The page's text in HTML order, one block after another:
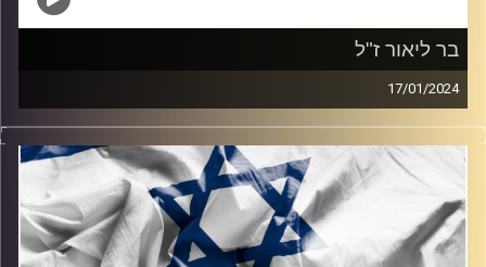
בר ליאור ז"ל
17/01/2024
התוכנית מוקדשת לזכרו של בר ליאור, המכונה ברלי.
אביב אקסמן משוחחת עם החברים: דין פרץ, דורון (דורי) מגלי
וגל חדד על כמה שמח, אוהב ומיוחד היה ברלי. החברים
משתפים בחוויות, בוחרים את השירים שמזכירים להם את ברלי
ואפילו מספרים איך הם מתכוונים להנציח אותו.